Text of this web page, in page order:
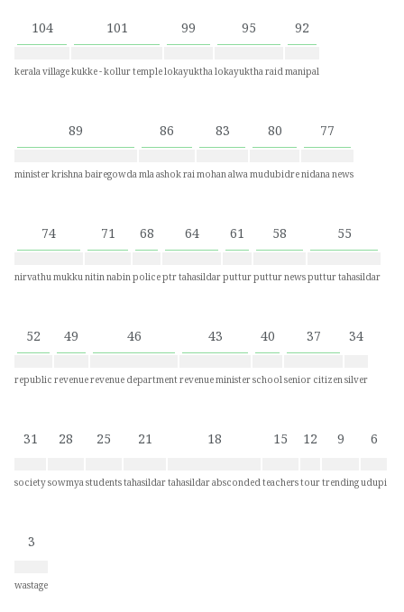
104
kerala village
101
kukke - kollur temple
99
lokayuktha
95
lokayuktha raid
92
manipal
89
minister krishna bairegowda
86
mla ashok rai
83
mohan alwa
80
mudubidre
77
nidana news
74
nirvathu mukku
71
nitin nabin
68
police
64
ptr tahasildar
61
puttur
58
puttur news
55
puttur tahasildar
52
republic
49
revenue
46
revenue department
43
revenue minister
40
school
37
senior citizen
34
silver
31
society
28
sowmya
25
students
21
tahasildar
18
tahasildar absconded
15
teachers
12
tour
9
trending
6
udupi
3
wastage